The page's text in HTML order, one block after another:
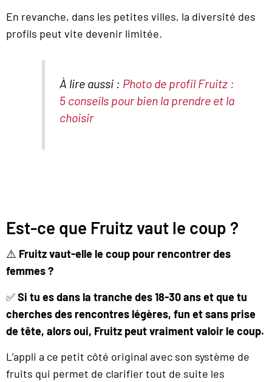
En revanche, dans les petites villes, la diversité des
profils peut vite devenir limitée.
À lire aussi : Photo de profil Fruitz :
5 conseils pour bien la prendre et la
choisir
Est-ce que Fruitz vaut le coup ?
⚠️ Fruitz vaut-elle le coup pour rencontrer des
femmes ?
✅Si tu es dans la tranche des 18-30 ans et que tu
cherches des rencontres légères, fun et sans prise
de tête, alors oui, Fruitz peut vraiment valoir le coup.
L’appli a ce petit côté original avec son système de
fruits qui permet de clarifier tout de suite les